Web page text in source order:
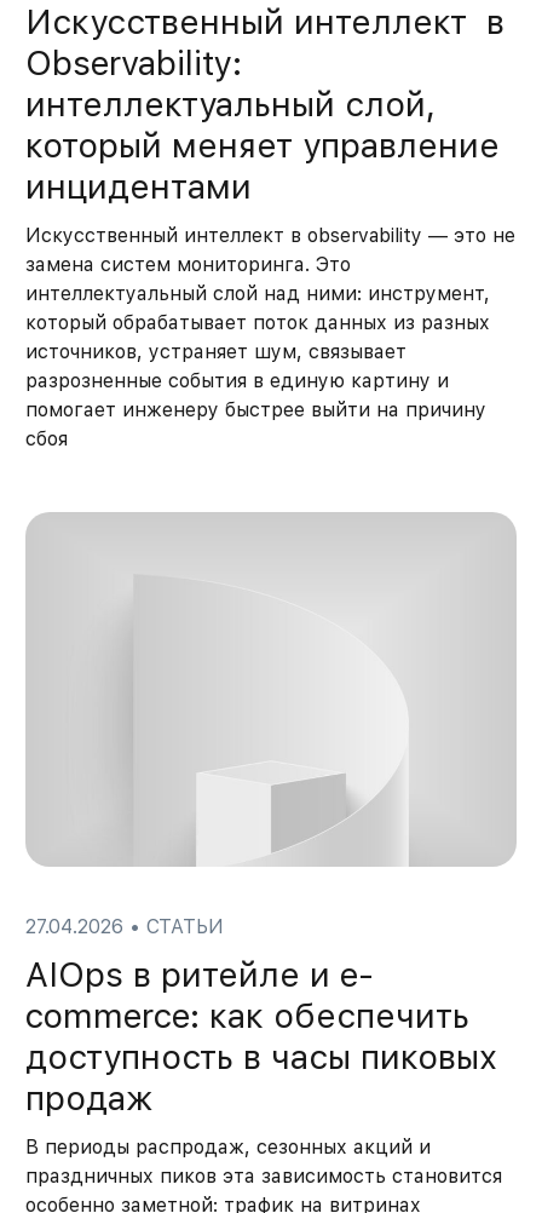
Искусственный интеллект в
Observability:
интеллектуальный слой,
который меняет управление
инцидентами
Искусственный интеллект в observability — это не
замена систем мониторинга. Это
интеллектуальный слой над ними: инструмент,
который обрабатывает поток данных из разных
источников, устраняет шум, связывает
разрозненные события в единую картину и
помогает инженеру быстрее выйти на причину
сбоя
27.04.2026 • СТАТЬИ
AIOps в ритейле и e-
commerce: как обеспечить
доступность в часы пиковых
продаж
В периоды распродаж, сезонных акций и
праздничных пиков эта зависимость становится
особенно заметной: трафик на витринах